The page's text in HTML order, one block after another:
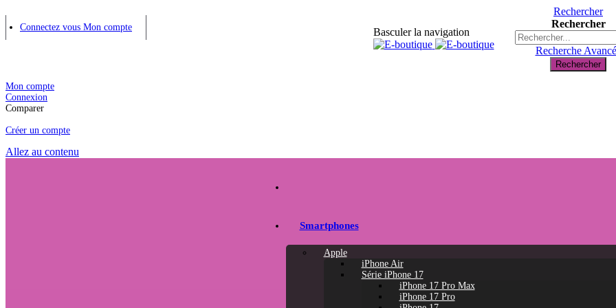
Connectez vous Mon compte Basculer la navigation
Rechercher
Rechercher
Recherche
Rechercher
Mon compte
Connexion
Comparer
Créer un compte
Allez au contenu
Smartphones
Apple
iPhone Air
Série iPhone 17
iPhone 17 Pro Max
iPhone 17 Pro